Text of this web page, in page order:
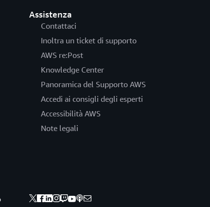
Assistenza
Contattaci
Inoltra un ticket di supporto
AWS re:Post
Knowledge Center
Panoramica del Supporto AWS
Accedi ai consigli degli esperti
Accessibilità AWS
Note legali